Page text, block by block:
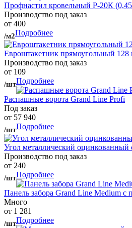
Профнастил кровельный Р-20К
Производство под заказ
от 400
/м2Подробнее
Евроштакетник прямоугольный
Производство под заказ
от 109
/штПодробнее
Распашные ворота Grand Line Profi
Под заказ
от 57 940
/штПодробнее
Угол металлический
Производство под заказ
от 240
/штПодробнее
Панель забора Grand Line Medium
Много
от 1 281
/штПодробнее